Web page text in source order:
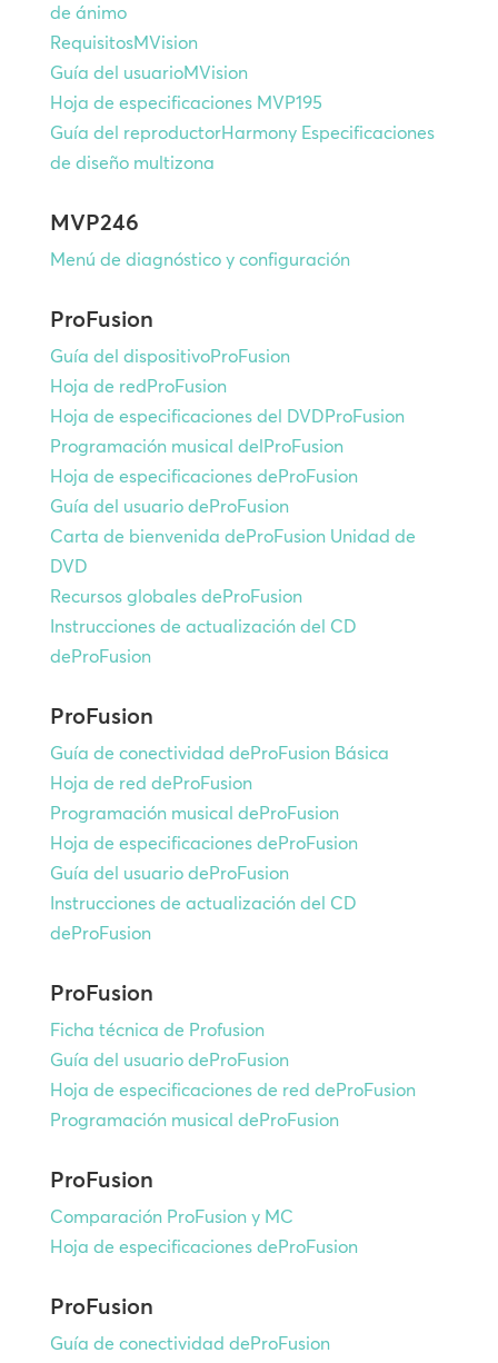
de ánimo
RequisitosMVision
Guía del usuarioMVision
Hoja de especificaciones MVP195
Guía del reproductorHarmony Especificaciones
de diseño multizona
MVP246
Menú de diagnóstico y configuración
ProFusion
Guía del dispositivoProFusion
Hoja de redProFusion
Hoja de especificaciones del DVDProFusion
Programación musical delProFusion
Hoja de especificaciones deProFusion
Guía del usuario deProFusion
Carta de bienvenida deProFusion Unidad de
DVD
Recursos globales deProFusion
Instrucciones de actualización del CD
deProFusion
ProFusion
Guía de conectividad deProFusion Básica
Hoja de red deProFusion
Programación musical deProFusion
Hoja de especificaciones deProFusion
Guía del usuario deProFusion
Instrucciones de actualización del CD
deProFusion
ProFusion
Ficha técnica de Profusion
Guía del usuario deProFusion
Hoja de especificaciones de red deProFusion
Programación musical deProFusion
ProFusion
Comparación ProFusion y MC
Hoja de especificaciones deProFusion
ProFusion
Guía de conectividad deProFusion